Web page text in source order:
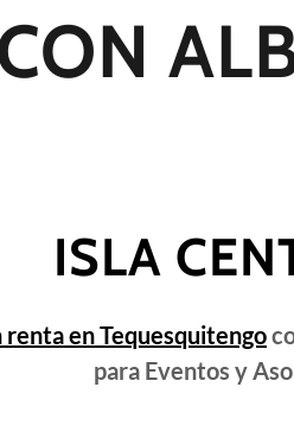
ISLA
renta en Tequesquitengo
para Eventos y